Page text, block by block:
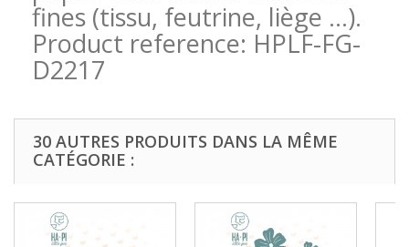
fines (tissu, feutrine, liège ...).
Product reference: HPLF-FG-
D2217
30 AUTRES PRODUITS DANS LA MÊME
CATÉGORIE :